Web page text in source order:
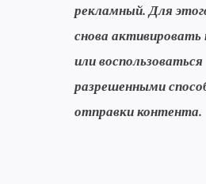
рекламный. Для
снова активировать
или воспользоваться
разрешенными
отправки контента.